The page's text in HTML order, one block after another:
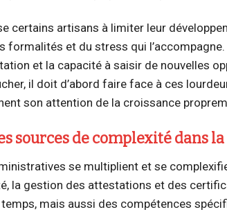
certains artisans à limiter leur
formalités et du stress qui
et la capacité à saisir de nouvelles
il doit d’abord faire face à ces
son attention de la croissance
sources de complexité dans
se multiplient et se
la gestion des attestations et des
mais aussi des compétences